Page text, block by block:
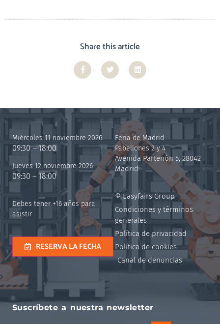
Share this article
Miércoles 11 noviembre 2026
09:30 – 18:00
Jueves 12 noviembre 2026
09:30 – 18:00
Debes tener +16 años para
asistir
RESERVA LA FECHA
Feria de Madrid
Pabellones 2 y 4
Avenida Partenón 5, 28042
Madrid
© Easyfairs Group
Condiciones y términos
generales
Política de privacidad
Política de cookies
Canal de denuncias
Suscríbete a nuestra newsletter